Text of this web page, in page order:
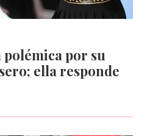
polémica por su
ella responde